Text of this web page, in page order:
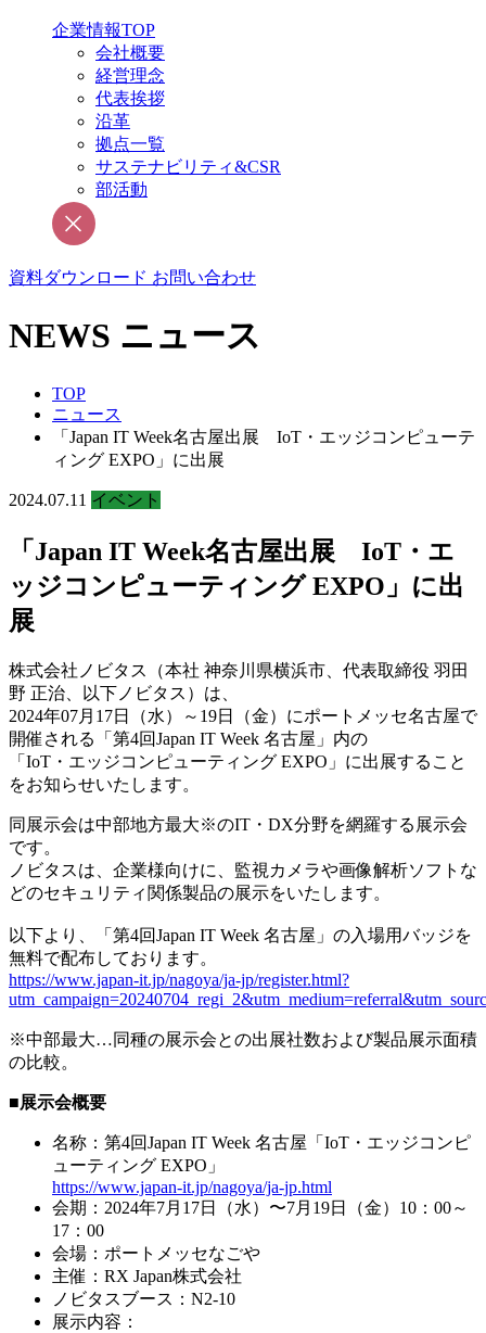
企業情報TOP
会社概要
経営理念
代表挨拶
沿革
拠点一覧
サステナビリティ&CSR
部活動
資料ダウンロード お問い合わせ
NEWS ニュース
TOP
ニュース
「Japan IT Week名古屋出展 IoT・エッジコンピューテ
ィング EXPO」に出展
2024.07.11 イベント
「Japan IT Week名古屋出展 IoT・エ
ッジコンピューティング EXPO」に出
展
株式会社ノビタス（本社 神奈川県横浜市、代表取締役 羽田
野 正治、以下ノビタス）は、
2024年07月17日（水）～19日（金）にポートメッセ名古屋で
開催される「第4回Japan IT Week 名古屋」内の
「IoT・エッジコンピューティング EXPO」に出展すること
をお知らせいたします。
同展示会は中部地方最大※のIT・DX分野を網羅する展示会
です。
ノビタスは、企業様向けに、監視カメラや画像解析ソフトな
どのセキュリティ関係製品の展示をいたします。
以下より、「第4回Japan IT Week 名古屋」の入場用バッジを
無料で配布しております。
https://www.japan-it.jp/nagoya/ja-jp/register.html?
※中部最大…同種の展示会との出展社数および製品展示面積
の比較。
■展示会概要
名称：第4回Japan IT Week 名古屋「IoT・エッジコンピ
ューティング EXPO」
https://www.japan-it.jp/nagoya/ja-jp.html
会期：2024年7月17日（水）〜7月19日（金）10：00～
17：00
会場：ポートメッセなごや
主催：RX Japan株式会社
ノビタスブース：N2-10
展示内容：